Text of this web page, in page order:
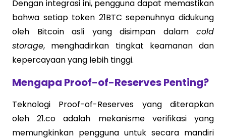
Dengan integrasi ini, pengguna dapat memastikan
bahwa setiap token 21BTC sepenuhnya didukung
oleh Bitcoin asli yang disimpan dalam cold
storage, menghadirkan tingkat keamanan dan
kepercayaan yang lebih tinggi.
Mengapa Proof-of-Reserves Penting?
Teknologi Proof-of-Reserves yang diterapkan
oleh 21.co adalah mekanisme verifikasi yang
memungkinkan pengguna untuk secara mandiri